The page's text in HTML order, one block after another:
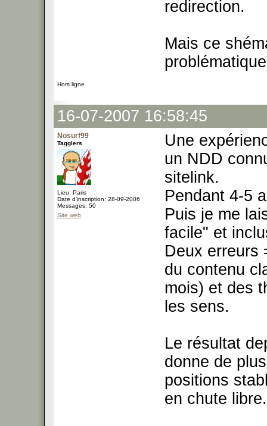
redirection.
Mais ce
Hors ligne
16-07-2007 16:58:45
Nosurf99
Tagglers
Lieu: Paris
Date d'inscription: 28-09-2006
Messages: 50
Site web
Une
un NDD
sitelink.
Pendant 4-5
Puis je me
facile" et
Deux erreurs
du contenu
mois) et des
les sens.
Le résultat
donne de
positions
en chute libre.